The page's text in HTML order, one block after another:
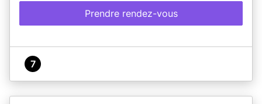
Prendre rendez-vous
7